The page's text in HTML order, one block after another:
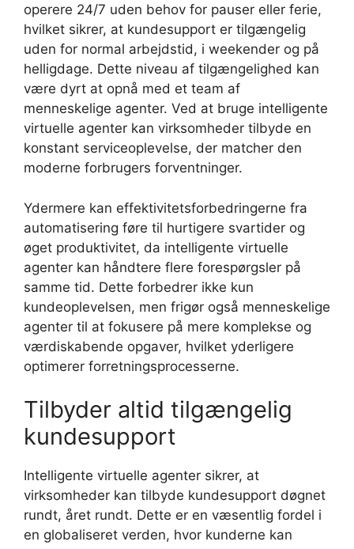
operere 24/7 uden behov for pauser eller ferie,
hvilket sikrer, at kundesupport er tilgængelig
uden for normal arbejdstid, i weekender og på
helligdage. Dette niveau af tilgængelighed kan
være dyrt at opnå med et team af
menneskelige agenter. Ved at bruge intelligente
virtuelle agenter kan virksomheder tilbyde en
konstant serviceoplevelse, der matcher den
moderne forbrugers forventninger.
Ydermere kan effektivitetsforbedringerne fra
automatisering føre til hurtigere svartider og
øget produktivitet, da intelligente virtuelle
agenter kan håndtere flere forespørgsler på
samme tid. Dette forbedrer ikke kun
kundeoplevelsen, men frigør også menneskelige
agenter til at fokusere på mere komplekse og
værdiskabende opgaver, hvilket yderligere
optimerer forretningsprocesserne.
Tilbyder altid tilgængelig
kundesupport
Intelligente virtuelle agenter sikrer, at
virksomheder kan tilbyde kundesupport døgnet
rundt, året rundt. Dette er en væsentlig fordel i
en globaliseret verden, hvor kunderne kan